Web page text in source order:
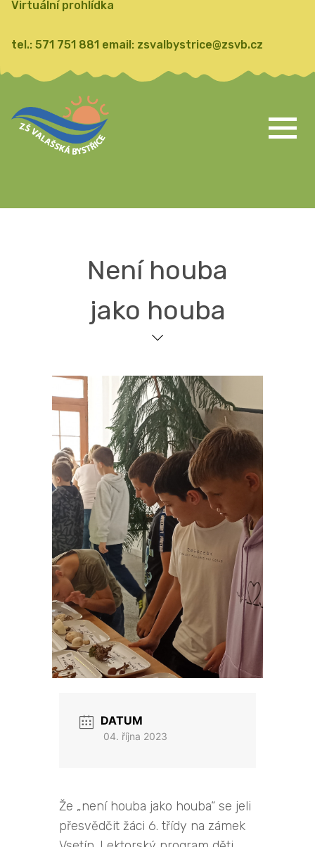
Virtuální prohlídka
tel.: 571 751 881 email: zsvalbystrice@zsvb.cz
Není houba
jako houba
DATUM
04. října 2023
Že „není houba jako houba“ se jeli
přesvědčit žáci 6. třídy na zámek